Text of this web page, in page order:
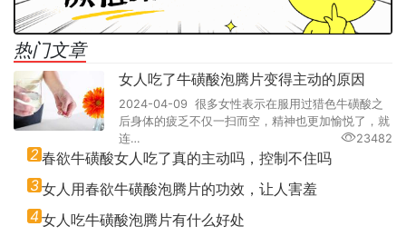
热门文章
女人吃了牛磺酸泡腾片变得主动的原因
2024-04-09 很多女性表示在服用过猎色牛磺酸之
后身体的疲乏不仅一扫而空，精神也更加愉悦了，就
连…
23482
2 春欲牛磺酸女人吃了真的主动吗，控制不住吗
3女人用春欲牛磺酸泡腾片的功效，让人害羞
4 女人吃牛磺酸泡腾片有什么好处